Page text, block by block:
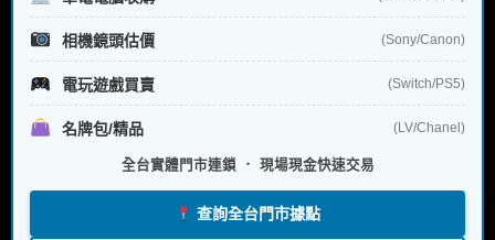
相機鏡頭估價 (Sony/Canon)
電玩遊戲買賣 (Switch/PS5)
名牌包/精品 (LV/Chanel)
全台實體門市連鎖 ． 現場現金快速交易
查詢全台門市據點